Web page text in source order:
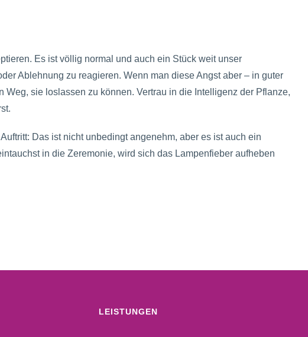
Es ist völlig normal und auch ein Stück weit unser
Ablehnung zu reagieren. Wenn man diese Angst aber – in guter
sie loslassen zu können. Vertrau in die Intelligenz der Pflanze,
Das ist nicht unbedingt angenehm, aber es ist auch ein
in die Zeremonie, wird sich das Lampenfieber aufheben
LEISTUNGEN